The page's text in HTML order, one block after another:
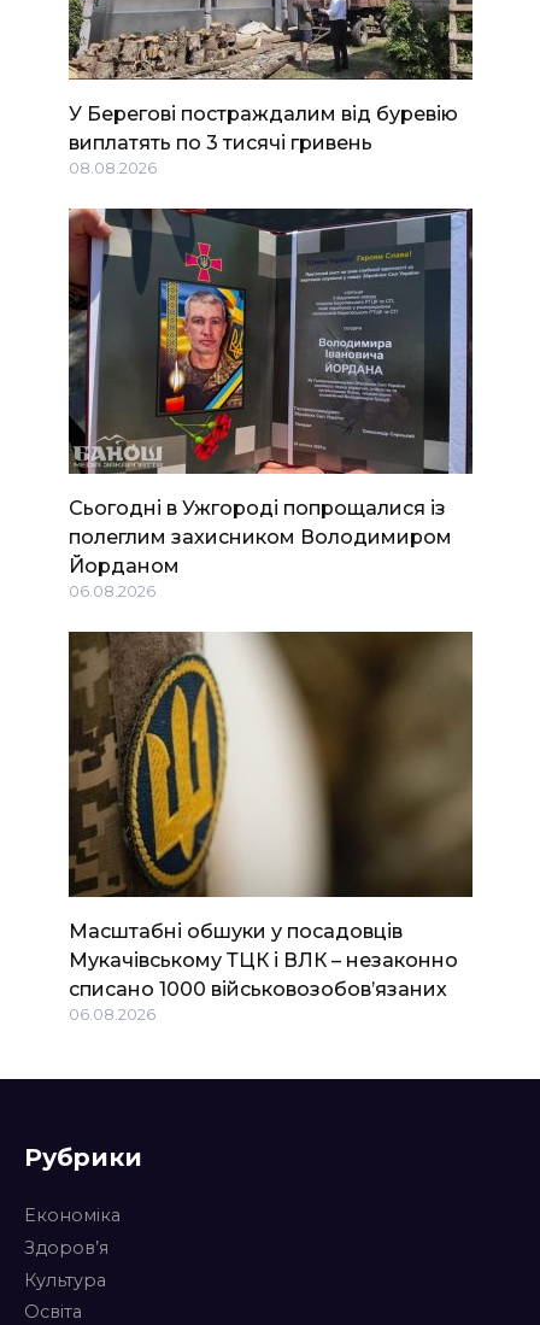
У Берегові постраждалим від буревію
виплатять по 3 тисячі гривень
08.08.2026
Сьогодні в Ужгороді попрощалися із
полеглим захисником Володимиром
Йорданом
06.08.2026
Масштабні обшуки у посадовців
Мукачівському ТЦК і ВЛК – незаконно
списано 1000 військовозобов’язаних
06.08.2026
Рубрики
Економіка
Здоров’я
Культура
Освіта